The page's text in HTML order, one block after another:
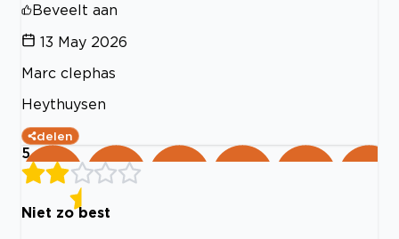
Beveelt aan
13 May 2026
Marc clephas
Heythuysen
delen
5
Niet zo best